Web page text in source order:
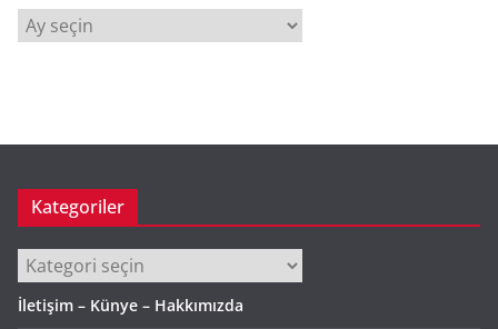
Kategoriler
Kategoriler
İletişim – Künye – Hakkımızda